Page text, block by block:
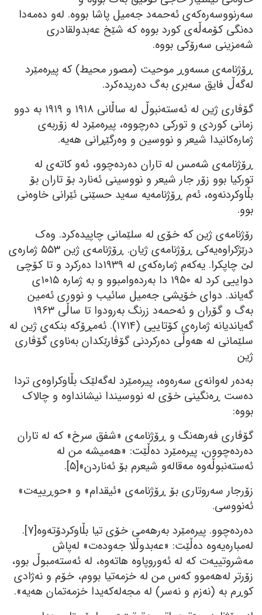
سەرنووسەرەکەی ئەحمەد جەمیل پاشا بووە. لەو دەمەدا
دەنگی کۆمەڵەی کورد بووە کە شێخ عەبدولقادری
شەمزینی سەرۆکی بووە.
ڕۆژنامەی مسەوڕ موحیت (مصور محیط) کە پیرەمێرد
لەگەڵ فایق سەبری بەگ دەریدەکرد.
گۆڤاری ژین لە ئەستەنبوڵ لە ساڵانی ١٩١٨ و ١٩١٩ بە دوو
زمانی کوردی و تورکی دەرچووە، پیرەمێرد لە زۆربەی
ژمارەکانیدا شیعر و نووسین و وەرگێڕانی ھەیە.
ڕۆژنامەی شەمس لە تاران دەردەچوو، ئەو کاتەی لە
تورکیا بوو زۆر جار شیعر و نووسینی ئەنارد بۆ تاران بۆ
بڵاوکردنەوە، ئەم ڕۆژنامەیە سەید حسێنی ئێرانی خاوەنی
بوو.
رۆژنامەی ژین کە خۆی لە سلێمانی چاپیدەکرد. وەک
درێژکراوەیەکی ڕۆژنامەی ژیان. ڕۆژنامەی ژین ٥٥٣ ژمارەی
لێ چاپکرا. یەکەم ژمارەکەی لە ١٩٣٩دا دەرکرد و تا کۆچی
دواییی کرد لە ١٩٥٠ دا بەردەوامبوو و بە ژمارە ١٠١٥ی
گەیاند. دوای خۆیشی جەمیل سائیب و نووری ئەمین
بەگ و گۆران و ئەحمەد زرنگ بەرودوا تا ساڵی ١٩٦٣
گەیاندیانە ژمارەی کۆتاییی (١٧١٤). ئەمڕۆکە بنکەی ژین لە
سلێمانی لە ھەوڵی دەرکردنی گۆڤارێکدان بەناوی گۆڤاری
ژین
بەدەر لەوانەی سەرەوە، پیرەمێرد لەگەلێک بڵاوکراوەی تردا
دەست ڕەنگینی خۆی لە نووسیندا نیشانداوە و چالاک
بووە:
گۆڤاری فەرھەنگ و ڕۆژنامەی «شفق سرخ» کە لە تاران
دەردەچوون، پیرەمێرد دەڵێت: «ھەمیشە من لە
ئەستەنبوڵەوە مەقالەو شیعرم بۆ ئەناردن»[٥].
زۆرجار سەروتاری بۆ ڕۆژنامەی «ئیقدام» و «حوڕییەت»
ئەنووسی.
دەردەچوو. پیرەمێرد بەرھەمی خۆی تیا بڵاوکردۆتەوە[٧].
لەمبارەیەوە دەڵێت: «عەبدوڵلا جەودەت» لەپاش
مەشروتییەت کە لە ئەوروپاوە ھاتەوە، لە ئەستەمبوڵ بوو،
زۆرتر لەھەموو کەس من لە خزمەتیا بووم، خۆم و نەژادی
کوڕم بە (نەزم و نەسر) لە مجەلەکەیدا خزمەتمان ھەیە».